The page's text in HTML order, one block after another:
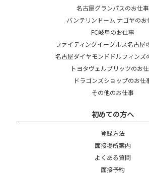
名古屋グランパスのお仕事
バンテリンドーム ナゴヤのお
FC岐阜のお仕事
ファイティングイーグルス名古屋
名古屋ダイヤモンドドルフィンズ
トヨタヴェルブリッツのお
ドラゴンズショップのお仕
その他のお仕事
初めての方へ
登録方法
面接場所案内
よくある質問
面接予約